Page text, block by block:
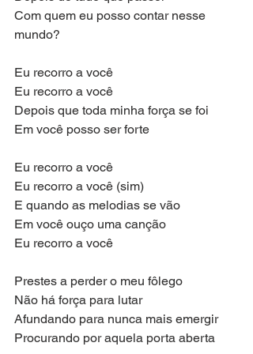
Com quem eu posso contar nesse
mundo?
Eu recorro a você
Eu recorro a você
Depois que toda minha força se foi
Em você posso ser forte
Eu recorro a você
Eu recorro a você (sim)
E quando as melodias se vão
Em você ouço uma canção
Eu recorro a você
Prestes a perder o meu fôlego
Não há força para lutar
Afundando para nunca mais emergir
Procurando por aquela porta aberta